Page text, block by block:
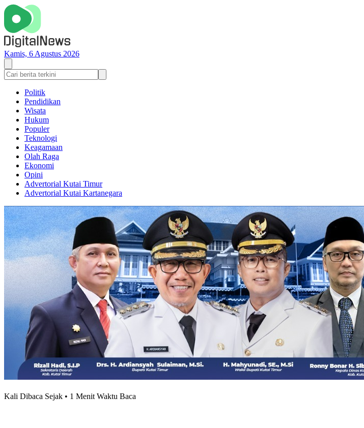
Kamis, 6 Agustus 2026
Politik
Pendidikan
Wisata
Hukum
Populer
Teknologi
Keagamaan
Olah Raga
Ekonomi
Opini
Advertorial Kutai Timur
Advertorial Kutai Kartanegara
Kali Dibaca Sejak • 1 Menit Waktu Baca